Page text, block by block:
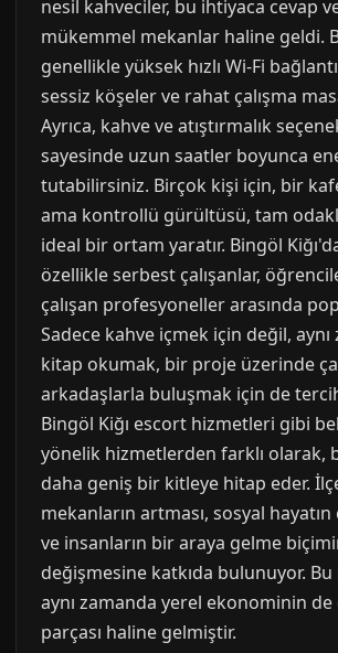
nesil kahveciler, bu ihtiyaca cevap
mükemmel mekanlar haline geldi.
genellikle yüksek hızlı Wi-Fi
sessiz köşeler ve rahat çalışma
Ayrıca, kahve ve atıştırmalık
sayesinde uzun saatler boyunca
tutabilirsiniz. Birçok kişi için, bir
ama kontrollü gürültüsü, tam
ideal bir ortam yaratır. Bingöl
özellikle serbest çalışanlar,
çalışan profesyoneller arasında
Sadece kahve içmek için değil,
kitap okumak, bir proje üzerinde
arkadaşlarla buluşmak için de
Bingöl Kiğı escort hizmetleri gibi
yönelik hizmetlerden farklı olarak,
daha geniş bir kitleye hitap eder.
mekanların artması, sosyal hayatın
ve insanların bir araya gelme
değişmesine katkıda bulunuyor. Bu
aynı zamanda yerel ekonominin
parçası haline gelmiştir.